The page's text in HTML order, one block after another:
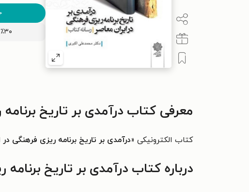
٪۳۰ تخفیف اولین خرید کتاب با کد
معرفی کتاب درآمدی بر تاریخ
کتاب الکترونیکی «درآمدی بر تاریخ برنامه ریزی فرهنگی در
درباره کتاب درآمدی بر تاریخ